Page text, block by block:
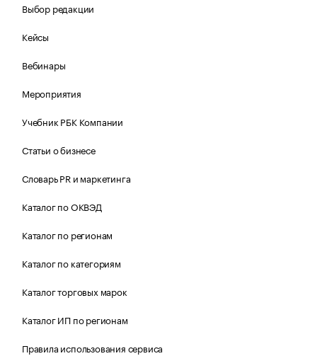
Выбор редакции
Кейсы
Вебинары
Мероприятия
Учебник РБК Компании
Статьи о бизнесе
Словарь PR и маркетинга
Каталог по ОКВЭД
Каталог по регионам
Каталог по категориям
Каталог торговых марок
Каталог ИП по регионам
Правила использования сервиса